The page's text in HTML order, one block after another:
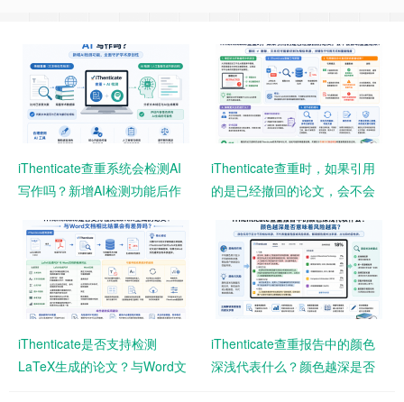
iThenticate查重系统会检测AI
写作吗？新增AI检测功能后作
iThenticate查重时，如果引用
的是已经撤回的论文，会不会
iThenticate是否支持检测
LaTeX生成的论文？与Word文
iThenticate查重报告中的颜色
深浅代表什么？颜色越深是否